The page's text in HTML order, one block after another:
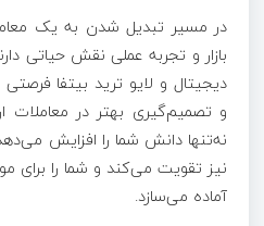
در مسیر تبدیل شدن به یک
بازار و تجربه عملی نقش حیاتی
دیجیتال و لایو ترید بیتفا
و تصمیم‌گیری بهتر در
نه‌تنها دانش شما را افزایش
نیز تقویت می‌کند و شما را برای
آماده می‌سازد.